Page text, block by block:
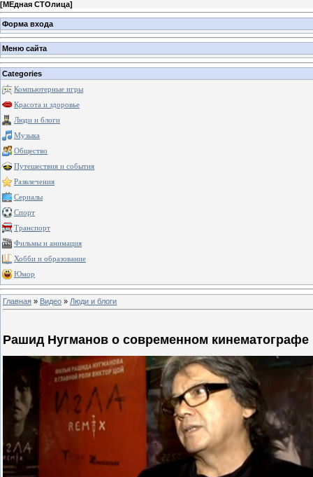
[МЕдная СТОлица]
Форма входа
Меню сайта
Categories
Компьютерные игры
Красота и здоровье
Люди и блоги
Музыка
Общество
Путешествия и события
Развлечения
Сериалы
Спорт
Транспорт
Фильмы и анимация
Хобби и образование
Юмор
Главная » Видео » Люди и блоги
Рашид Нугманов о современном кинематографе